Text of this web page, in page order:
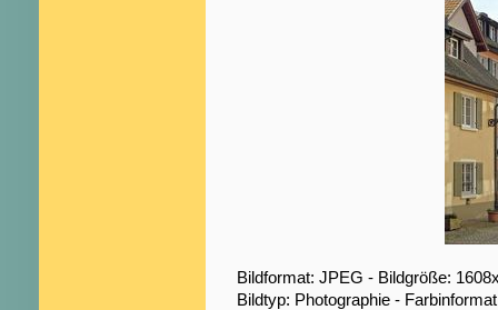
Bildformat: JPEG - Bildgröße:
Bildtyp: Photographie -